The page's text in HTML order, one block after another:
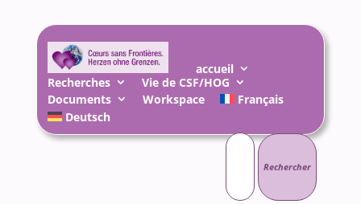
accueil
Recherches
Vie de CSF/HOG
Documents
Workspace
Français
Deutsch
Rechercher :